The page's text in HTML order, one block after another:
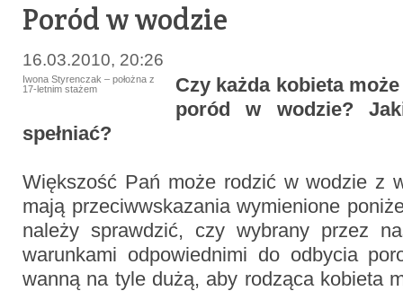
Poród w wodzie
16.03.2010, 20:26
Iwona Styrenczak – położna z
17-letnim stażem
Czy każda kobieta
poród w wodzie?
spełniać?
Większość Pań może rodzić w wodzie z
mają przeciwwskazania wymienione
należy sprawdzić, czy wybrany przez
warunkami odpowiednimi do odbycia
wanną na tyle dużą, aby rodząca kobieta